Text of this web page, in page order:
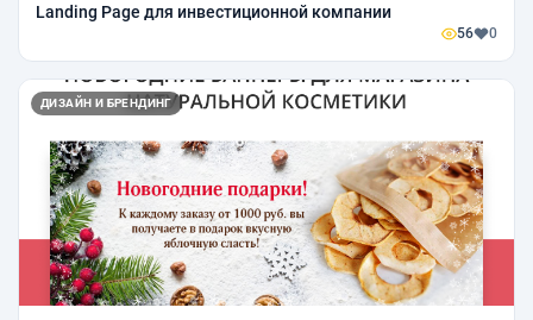
Landing Page для инвестиционной компании
56 0
ДИЗАЙН И БРЕНДИНГ